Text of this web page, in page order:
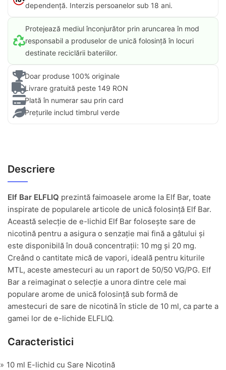
dependență. Interzis persoanelor sub 18 ani.​
Protejează mediul înconjurător prin aruncarea în mod
responsabil a produselor de unică folosință în locuri
destinate reciclării bateriilor.
Doar produse 100% originale
Livrare gratuită peste 149 RON
Plată în numerar sau prin card
Prețurile includ timbrul verde
Descriere
Elf Bar ELFLIQ prezintă faimoasele arome la Elf Bar, toate
inspirate de popularele articole de unică folosință Elf Bar.
Această selecție de e-lichid Elf Bar folosește sare de
nicotină pentru a asigura o senzație mai fină a gâtului și
este disponibilă în două concentrații: 10 mg și 20 mg.
Creând o cantitate mică de vapori, ideală pentru kiturile
MTL, aceste amestecuri au un raport de 50/50 VG/PG. Elf
Bar a reimaginat o selecție a unora dintre cele mai
populare arome de unică folosință sub formă de
amestecuri de sare de nicotină în sticle de 10 ml, ca parte a
gamei lor de e-lichide ELFLIQ.
Caracteristici
10 ml E-lichid cu Sare Nicotină